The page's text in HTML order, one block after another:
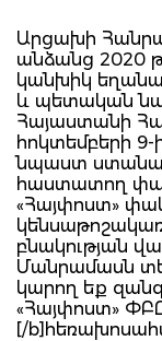
Արցախի
անձանց 2020
կանխիկ
և պետական
Հայաստանի
հոկտեմբերի 9-
նպաստ
հաստատող
«Հայփոստ»
բնակության
Մանրամասն
կարող եք
«Հայփոստ»
[/